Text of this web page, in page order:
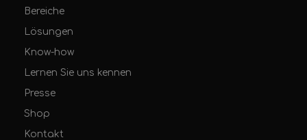
Bereiche
Lösungen
Know-how
Lernen Sie uns kennen
Presse
Shop
Kontakt